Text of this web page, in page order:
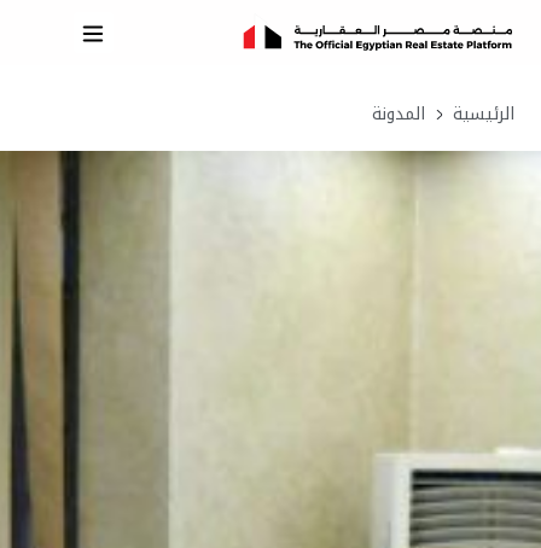
الرئيسية المدونة